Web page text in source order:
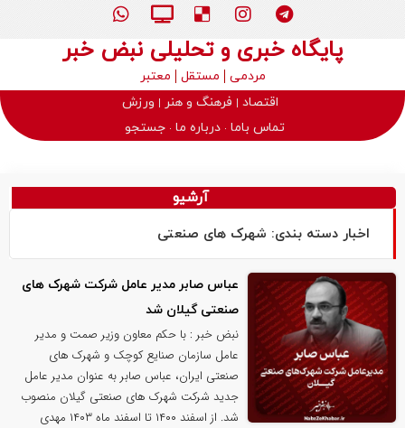
پایگاه خبری و تحلیلی نبض خبر
مردمی مستقل
معتبر
اقتصاد
فرهنگ و هنر
ورزش
تماس باما درباره ما جستجو
آرشیو
اخبار دسته بندی: شهرک های صنعتی
عباس صابر مدیر عامل شرکت شهرک های
صنعتی گیلان شد
نبض خبر : با حکم معاون وزیر صمت و مدیر
عامل سازمان صنایع کوچک و شهرک های
صنعتی ایران، عباس صابر به عنوان مدیر عامل
جدید شرکت شهرک های صنعتی گیلان منصوب
شد. از اسفند ۱۴۰۰ تا اسفند ماه ۱۴۰۳ مهدی